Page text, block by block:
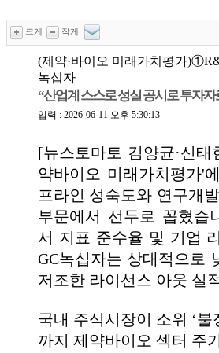
크게 작게
(제약·바이오 미래가치평가
녹십자
“산업계 스스로 성실 공시로 투자
입력 : 2026-06-11 오후 5:30:13
[뉴스토마토 김양균·신
약바이오 미래가치평가'
프라인 성숙도와 연구개
부문에서 선두로 꼽혔습
서 지표 준수율 및 기업
GC녹십자는 상대적으로
저조한 라이선스 아웃 실
국내 주식시장이 소위 ‘
까지 제약바이오 섹터 주